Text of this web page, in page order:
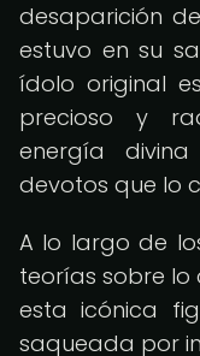
desaparición
estuvo en su
ídolo original
precioso y
energía
devotos que lo
A lo largo de
teorías sobre
esta icónica
saqueada por